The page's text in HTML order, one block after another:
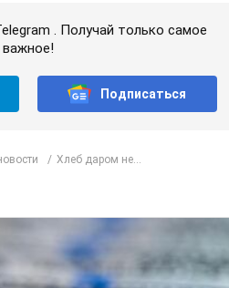
. Получай только самое
важное!
Подписаться
Хлеб даром не...